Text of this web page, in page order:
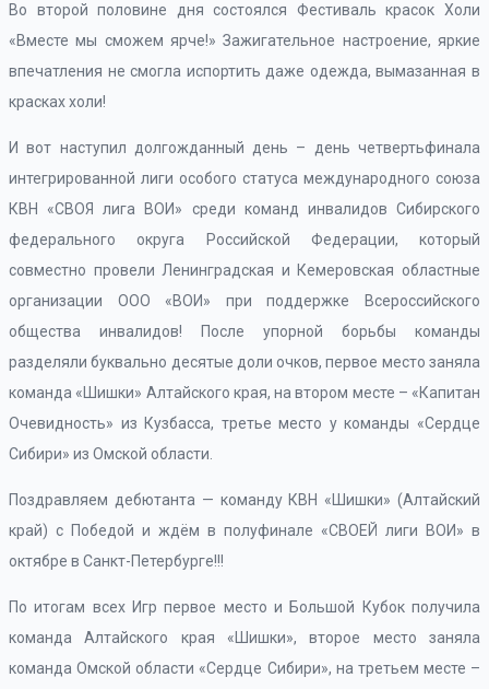
Во второй половине дня состоялся Фестиваль красок Холи
«Вместе мы сможем ярче!» Зажигательное настроение, яркие
впечатления не смогла испортить даже одежда, вымазанная в
красках холи!
И вот наступил долгожданный день – день четвертьфинала
интегрированной лиги особого статуса международного союза
КВН «СВОЯ лига ВОИ» среди команд инвалидов Сибирского
федерального округа Российской Федерации, который
совместно провели Ленинградская и Кемеровская областные
организации ООО «ВОИ» при поддержке Всероссийского
общества инвалидов! После упорной борьбы команды
разделяли буквально десятые доли очков, первое место заняла
команда «Шишки» Алтайского края, на втором месте – «Капитан
Очевидность» из Кузбасса, третье место у команды «Сердце
Сибири» из Омской области.
Поздравляем дебютанта — команду КВН «Шишки» (Алтайский
край) с Победой и ждём в полуфинале «СВОЕЙ лиги ВОИ» в
октябре в Санкт-Петербурге!!!
По итогам всех Игр первое место и Большой Кубок получила
команда Алтайского края «Шишки», второе место заняла
команда Омской области «Сердце Сибири», на третьем месте –